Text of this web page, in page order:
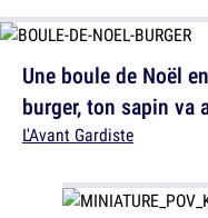
Une boule de Noël
burger, ton sapin va
L'Avant Gardiste